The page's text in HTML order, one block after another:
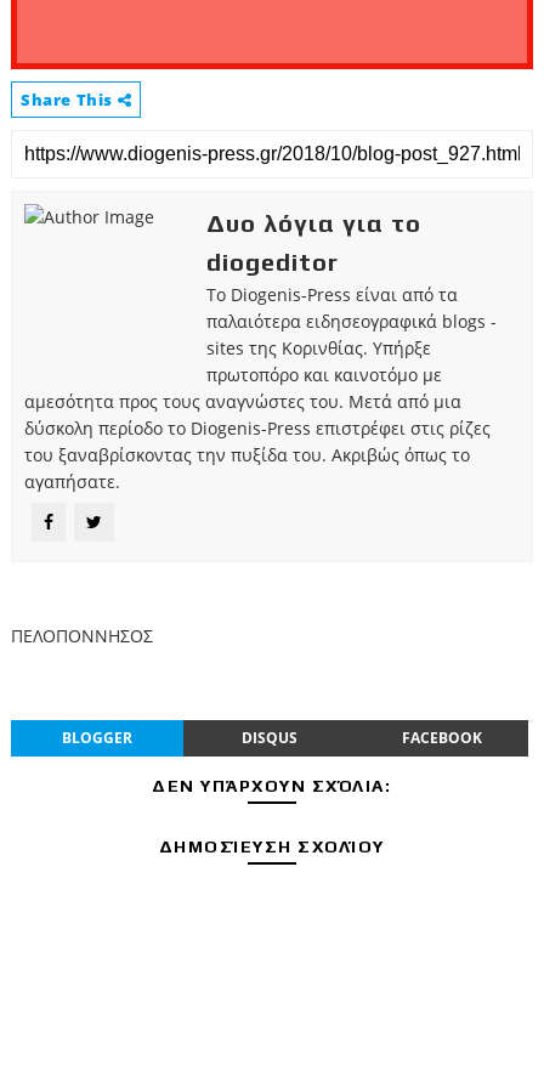
Share This
Δυο λόγια για το
diogeditor
Το Diogenis-Press είναι από τα
παλαιότερα ειδησεογραφικά blogs -
sites της Κορινθίας. Υπήρξε
πρωτοπόρο και καινοτόμο με
αμεσότητα προς τους αναγνώστες του. Μετά από μια
δύσκολη περίοδο το Diogenis-Press επιστρέφει στις ρίζες
του ξαναβρίσκοντας την πυξίδα του. Ακριβώς όπως το
αγαπήσατε.
ΠΕΛΟΠΟΝΝΗΣΟΣ
BLOGGER DISQUS FACEBOOK
ΔΕΝ ΥΠΆΡΧΟΥΝ ΣΧΌΛΙΑ:
ΔΗΜΟΣΊΕΥΣΗ ΣΧΟΛΊΟΥ